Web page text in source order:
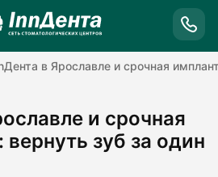
в Ярославле и срочная
и срочная
зуб за один